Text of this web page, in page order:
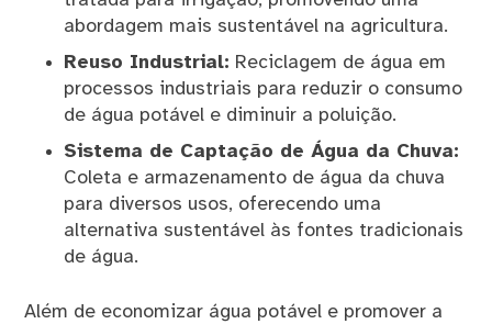
abordagem mais sustentável na agricultura.
Reuso Industrial: Reciclagem de água em
processos industriais para reduzir o consumo
de água potável e diminuir a poluição.
Sistema de Captação de Água da Chuva:
Coleta e armazenamento de água da chuva
para diversos usos, oferecendo uma
alternativa sustentável às fontes tradicionais
de água.
Além de economizar água potável e promover a